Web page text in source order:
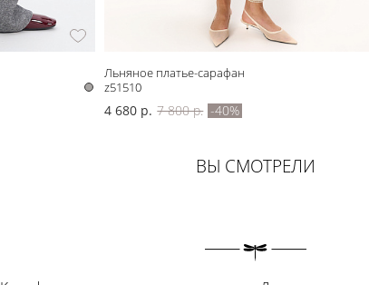
Льняное платье-сарафан
z51510
4 680 р. 7 800 р. -40%
ВЫ СМОТРЕЛИ